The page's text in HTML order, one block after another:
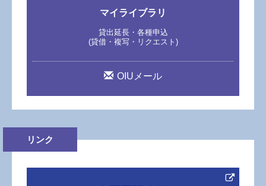
マイライブラリ
貸出延長・各種申込
(貸借・複写・リクエスト)
OIUメール
リンク